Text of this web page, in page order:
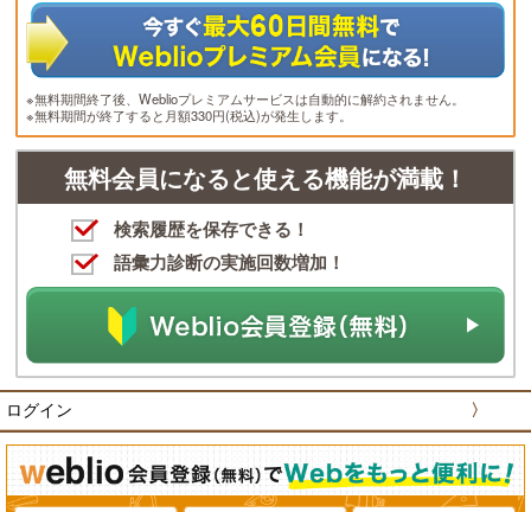
※無料期間終了後、Weblioプレミアムサービスは自動的に解約されません。
※無料期間が終了すると月額330円(税込)が発生します。
無料会員になると使える機能が満載！
検索履歴を保存できる！
語彙力診断の実施回数増加！
ログイン 〉